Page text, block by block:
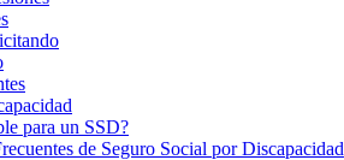
para un SSD?
de Seguro Social por Discapacidad